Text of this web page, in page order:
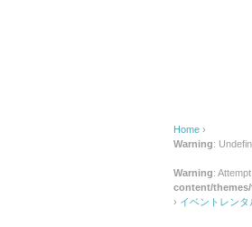
Home ›
Warning:
Warning:
content/
› イベントレンタ